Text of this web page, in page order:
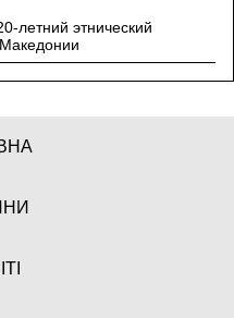
летний этнический